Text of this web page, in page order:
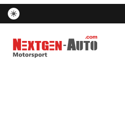
Nextgen-Auto.com